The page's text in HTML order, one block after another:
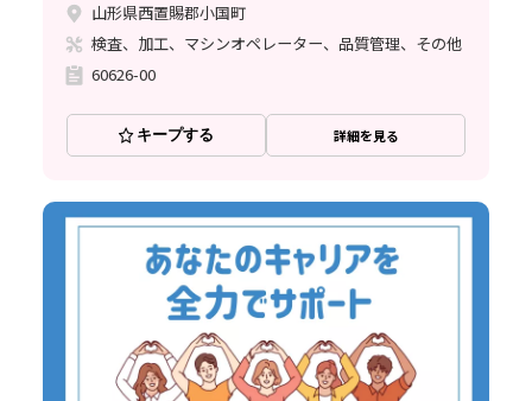
山形県西置賜郡小国町
検査、加工、マシンオペレーター、品質管理、その他
60626-00
キープする 詳細を見る